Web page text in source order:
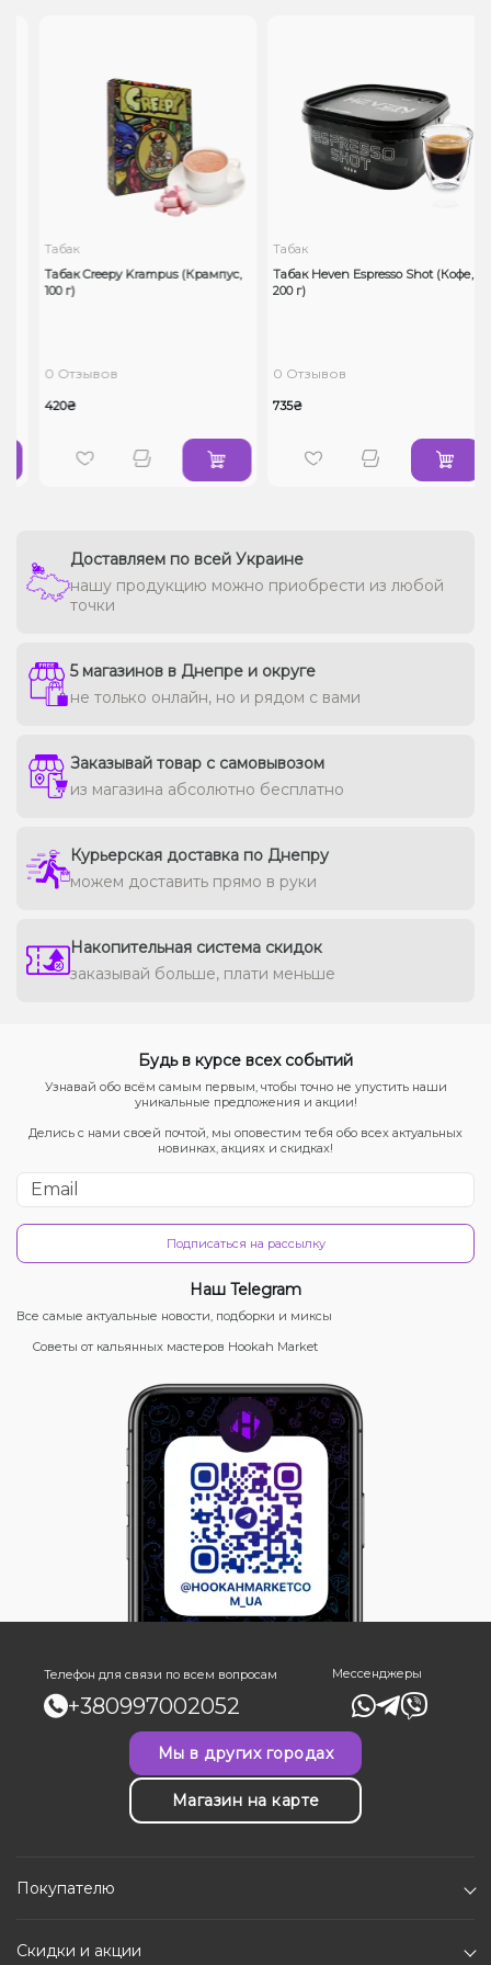
Табак
Табак Creepy Krampus (Крампус,
100 г)
0 Отзывов
420₴
Табак
Табак Heven Espresso Shot (Кофе,
200 г)
0 Отзывов
735₴
Доставляем по всей Украине
нашу продукцию можно приобрести из любой
точки
5 магазинов в Днепре и округе
не только онлайн, но и рядом с вами
Заказывай товар с самовывозом
из магазина абсолютно бесплатно
Курьерская доставка по Днепру
можем доставить прямо в руки
Накопительная система скидок
заказывай больше, плати меньше
Будь в курсе всех событий
Узнавай обо всём самым первым, чтобы точно не упустить наши
уникальные предложения и акции!
Делись с нами своей почтой, мы оповестим тебя обо всех актуальных
новинках, акциях и скидках!
Подписаться на рассылку
Наш Telegram
Все самые актуальные новости, подборки и миксы
Советы от кальянных мастеров Hookah Market
Телефон для связи по всем вопросам
+380997002052
Мессенджеры
Мы в других городах
Магазин на карте
Покупателю
Скидки и акции